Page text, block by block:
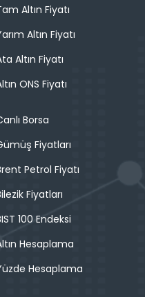
Altın Fiyatı
Altın Fiyatı
Altın Fiyatı
ONS Fiyatı
Borsa
Fiyatları
Petrol Fiyatı
Fiyatları
100 Endeksi
Hesaplama
Hesaplama